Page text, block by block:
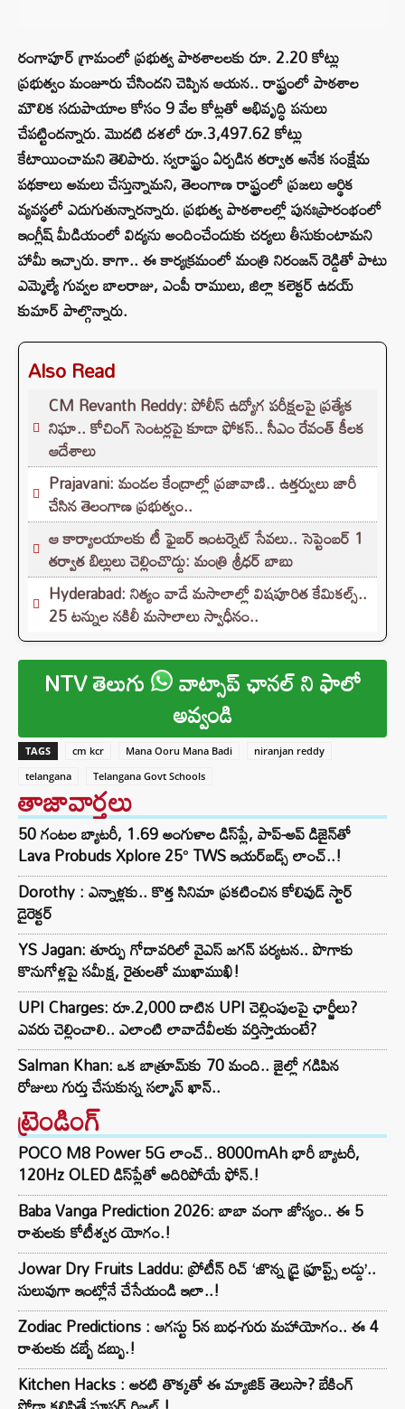
రంగాపూర్ గ్రామంలో ప్రభుత్వ పాఠశాలలకు రూ. 2.20 కోట్లు
ప్రభుత్వం మంజూరు చేసిందని చెప్పిన ఆయన.. రాష్ట్రంలో పాఠశాల
మౌలిక సదుపాయాల కోసం 9 వేల కోట్లతో అభివృద్ధి పనులు
చేపట్టిందన్నారు. మొదటి దశలో రూ.3,497.62 కోట్లు
కేటాయించామని తెలిపారు. స్వరాష్ట్రం ఏర్పడిన తర్వాత అనేక సంక్షేమ
పథకాలు అమలు చేస్తున్నామని, తెలంగాణ రాష్ట్రంలో ప్రజలు ఆర్థిక
వ్యవస్థలో ఎదుగుతున్నారన్నారు. ప్రభుత్వ పాఠశాలల్లో పునఃప్రారంభంలో
ఇంగ్లీష్ మీడియంలో విద్యను అందించేందుకు చర్యలు తీసుకుంటామని
హామీ ఇచ్చారు. కాగా.. ఈ కార్యక్రమంలో మంత్రి నిరంజన్ రెడ్డితో పాటు
ఎమ్మెల్యే గువ్వల బాలరాజు, ఎంపీ రాములు, జిల్లా కలెక్టర్ ఉదయ్
కుమార్ పాల్గొన్నారు.
Also Read
CM Revanth Reddy: పోలీస్ ఉద్యోగ పరీక్షలపై ప్రత్యేక
నిఘా.. కోచింగ్ సెంటర్లపై కూడా ఫోకస్.. సీఎం రేవంత్ కీలక
ఆదేశాలు
Prajavani: మండల కేంద్రాల్లో ప్రజావాణి.. ఉత్తర్వులు జారీ
చేసిన తెలంగాణ ప్రభుత్వం..
ఆ కార్యాలయాలకు టీ ఫైబర్ ఇంటర్నెట్ సేవలు.. సెప్టెంబర్ 1
తర్వాత బిల్లులు చెల్లించొద్దు: మంత్రి శ్రీధర్ బాబు
Hyderabad: నిత్యం వాడే మసాలాల్లో విషపూరిత కేమికల్స్..
25 టన్నుల నకిలీ మసాలాలు స్వాధీనం..
NTV తెలుగు వాట్సాప్ ఛానల్ ని ఫాలో
అవ్వండి
TAGS cm kcr Mana Ooru Mana Badi
niranjan reddy
telangana
Telangana Govt Schools
తాజావార్తలు
50 గంటల బ్యాటరీ, 1.69 అంగుళాల డిస్‌ప్లే, పాప్-అప్ డిజైన్‌తో
Lava Probuds Xplore 25° TWS ఇయర్‌బడ్స్ లాంచ్..!
Dorothy : ఎన్నాళ్లకు.. కొత్త సినిమా ప్రకటించిన కోలివుడ్ స్టార్
డైరెక్టర్
YS Jagan: తూర్పు గోదావరిలో వైఎస్ జగన్ పర్యటన.. పొగాకు
కొనుగోళ్లపై సమీక్ష, రైతులతో ముఖాముఖి!
UPI Charges: రూ.2,000 దాటిన UPI చెల్లింపులపై ఛార్జీలు?
ఎవరు చెల్లించాలి.. ఎలాంటి లావాదేవీలకు వర్తిస్తాయంటే?
Salman Khan: ఒక బాత్రూమ్‌కు 70 మంది.. జైల్లో గడిపిన
రోజులు గుర్తు చేసుకున్న సల్మాన్ ఖాన్..
ట్రెండింగ్‌
POCO M8 Power 5G లాంచ్.. 8000mAh భారీ బ్యాటరీ,
120Hz OLED డిస్‌ప్లేతో అదిరిపోయే ఫోన్.!
Baba Vanga Prediction 2026: బాబా వంగా జోస్యం.. ఈ 5
రాశులకు కోటీశ్వర యోగం.!
Jowar Dry Fruits Laddu: ప్రోటీన్ రిచ్ ‘జొన్న డ్రై ఫ్రూప్ట్స్ లడ్డు’..
సులువుగా ఇంట్లోనే చేసేయండి ఇలా..!
Zodiac Predictions : ఆగస్టు 5న బుధ-గురు మహాయోగం.. ఈ 4
రాశులకు డబ్బే డబ్బు.!
Kitchen Hacks : అరటి తొక్కతో ఈ మ్యాజిక్ తెలుసా? బేకింగ్